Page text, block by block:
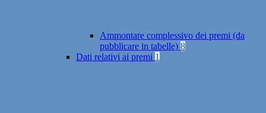
Ammontare complessivo dei premi (da
pubblicare in tabelle) 8
Dati relativi ai premi 1